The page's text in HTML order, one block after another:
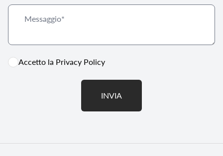
Accetto la Privacy Policy
INVIA